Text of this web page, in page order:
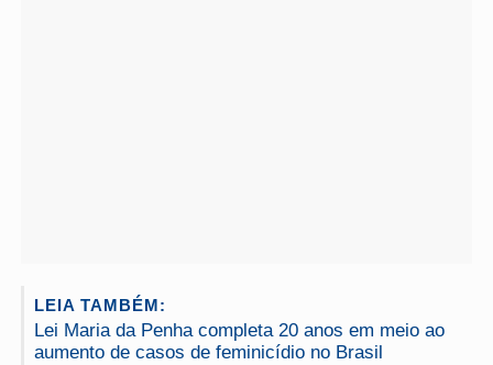
LEIA TAMBÉM:
Lei Maria da Penha completa 20 anos em meio ao
aumento de casos de feminicídio no Brasil